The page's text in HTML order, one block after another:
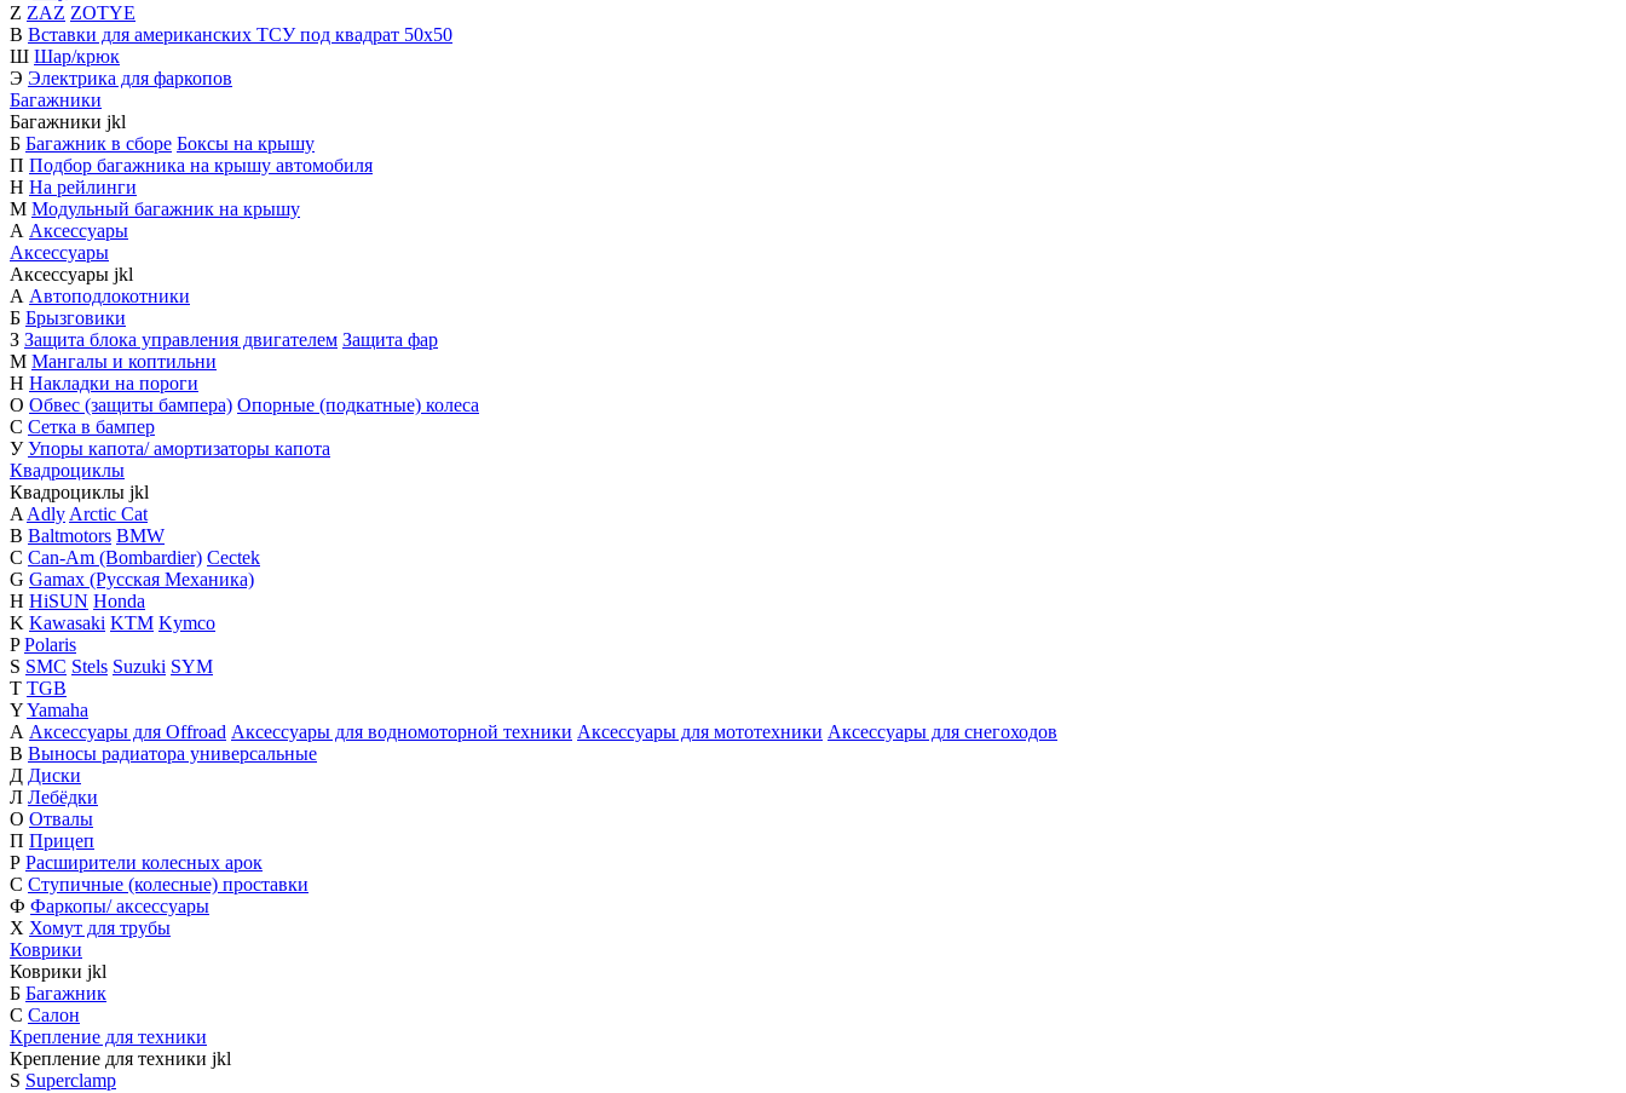
Z ZAZ ZOTYE
В Вставки для американских ТСУ под квадрат 50х50
Ш Шар/крюк
Э Электрика для фаркопов
Багажники
Багажники jkl
Б Багажник в сборе Боксы на крышу
П Подбор багажника на крышу автомобиля
Н На рейлинги
М Модульный багажник на крышу
А Аксессуары
Аксессуары
Аксессуары jkl
А Автоподлокотники
Б Брызговики
З Защита блока управления двигателем Защита фар
М Мангалы и коптильни
Н Накладки на пороги
О Обвес (защиты бампера) Опорные (подкатные) колеса
С Сетка в бампер
У Упоры капота/ амортизаторы капота
Квадроциклы
Квадроциклы jkl
AAdlyArctic Cat
B Baltmotors BMW
C Can-Am (Bombardier) Cectek
G Gamax (Русская Механика)
H HiSUN Honda
K Kawasaki KTM Kymco
P Polaris
S SMC Stels Suzuki SYM
T TGB
YYamaha
А Аксессуары для Offroad Аксессуары для водномоторной техники Аксессуары для мототехники Аксессуары для снегоходов
В Выносы радиатора универсальные
Д Диски
Л Лебёдки
О Отвалы
П Прицеп
Р Расширители колесных арок
С Ступичные (колесные) проставки
Ф Фаркопы/ аксессуары
Х Хомут для трубы
Коврики
Коврики jkl
Б Багажник
С Салон
Крепление для техники
Крепление для техники jkl
S Superclamp